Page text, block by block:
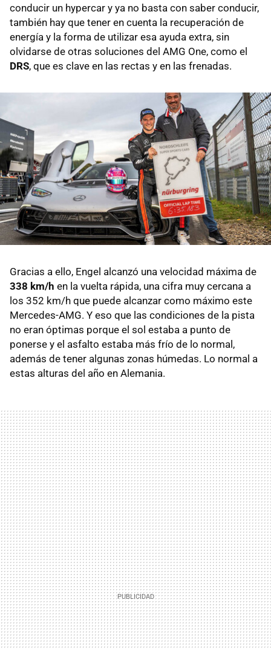
conducir un hypercar y ya no basta con saber conducir,
también hay que tener en cuenta la recuperación de
energía y la forma de utilizar esa ayuda extra, sin
olvidarse de otras soluciones del AMG One, como el
DRS, que es clave en las rectas y en las frenadas.
Gracias a ello, Engel alcanzó una velocidad máxima de
338 km/h en la vuelta rápida, una cifra muy cercana a
los 352 km/h que puede alcanzar como máximo este
Mercedes-AMG. Y eso que las condiciones de la pista
no eran óptimas porque el sol estaba a punto de
ponerse y el asfalto estaba más frío de lo normal,
además de tener algunas zonas húmedas. Lo normal a
estas alturas del año en Alemania.